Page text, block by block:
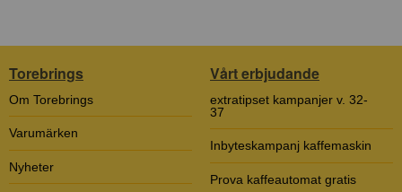
Torebrings
Om Torebrings
Varumärken
Nyheter
Vårt erbjudande
extratipset kampanjer v. 32-
37
Inbyteskampanj kaffemaskin
Prova kaffeautomat gratis